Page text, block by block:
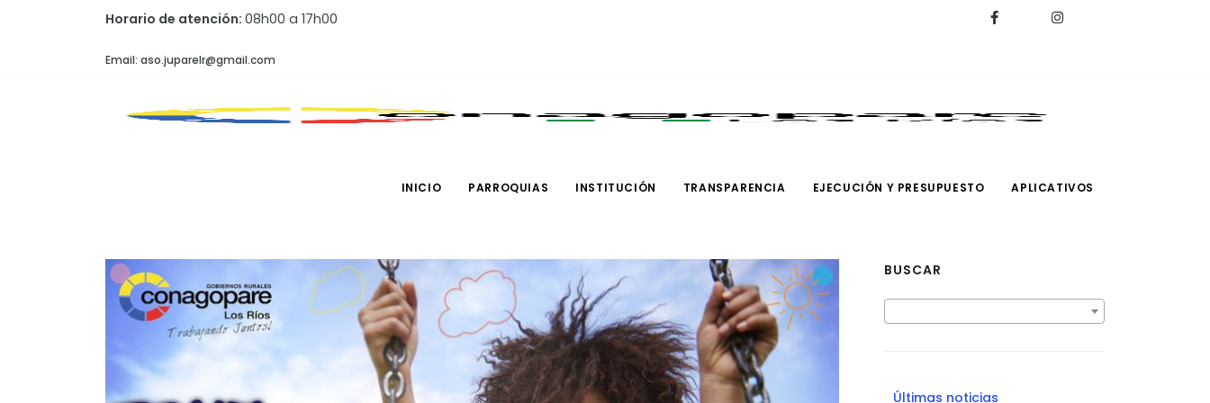
Horario de atención: 08h00 a 17h00
Email: aso.juparelr@gmail.com
INICIO PARROQUIAS INSTITUCIÓN TRANSPARENCIA EJECUCIÓN Y PRESUPUESTO APLICATIVOS
BUSCAR
Últimas noticias